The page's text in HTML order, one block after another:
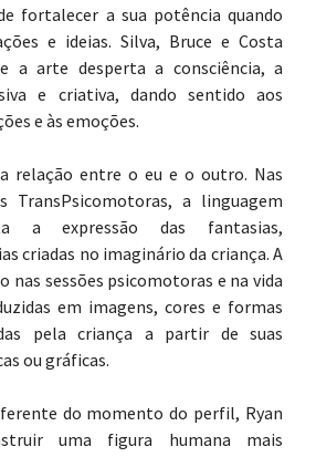
fortalecer a sua potência quando
e ideias. Silva, Bruce e Costa
a arte desperta a consciência, a
e criativa, dando sentido aos
e às emoções.
relação entre o eu e o outro. Nas
TransPsicomotoras, a linguagem
a expressão das fantasias,
criadas no imaginário da criança. A
nas sessões psicomotoras e na vida
em imagens, cores e formas
pela criança a partir de suas
ou gráficas.
do momento do perfil, Ryan
uma figura humana mais